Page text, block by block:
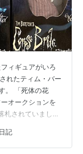
ィギュアがいろ
れたティム・バー
。 「死体の花
オークションを
されていました
です。 あらすじ
の練習をしてい
日記